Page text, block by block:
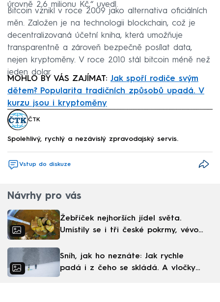
úrovně 2,6 milionu Kč,“ uvedl.
Bitcoin vznikl v roce 2009 jako alternativa oficiálních
měn. Založen je na technologii blockchain, což je
decentralizovaná účetní kniha, která umožňuje
transparentně a zároveň bezpečně posílat data,
nejen kryptoměny. V roce 2010 stál bitcoin méně než
jeden dolar.
MOHLO BY VÁS ZAJÍMAT: Jak spoří rodiče svým
dětem? Popularita tradičních způsobů upadá. V
kurzu jsou i kryptoměny
ČTK
Spolehlivý, rychlý a nezávislý zpravodajský servis.
Vstup do diskuze
Návrhy pro vás
Žebříček nejhorších jídel světa.
Umístily se i tři české pokrmy, vévodí
Sníh, jak ho neznáte: Jak rychle
padá i z čeho se skládá. A vločky